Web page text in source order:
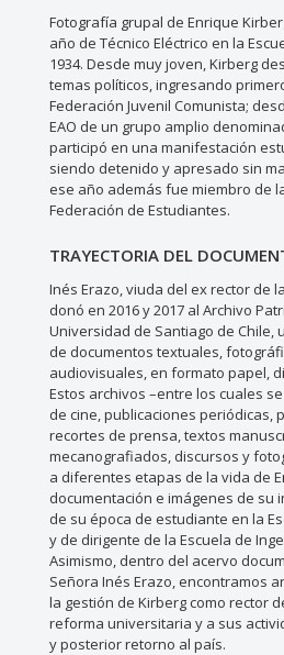
Fotografía grupal de Enrique
año de Técnico Eléctrico en la
1934. Desde muy joven, Kirberg
temas políticos, ingresando
Federación Juvenil Comunista;
EAO de un grupo amplio
participó en una manifestación
siendo detenido y apresado sin
ese año además fue miembro de
Federación de Estudiantes.
TRAYECTORIA DEL
Inés Erazo, viuda del ex rector de
donó en 2016 y 2017 al Archivo
Universidad de Santiago de Chile,
de documentos textuales,
audiovisuales, en formato papel,
Estos archivos –entre los cuales
de cine, publicaciones periódicas,
recortes de prensa, textos
mecanografiados, discursos y
a diferentes etapas de la vida de
documentación e imágenes de su
de su época de estudiante en la
y de dirigente de la Escuela de
Asimismo, dentro del acervo
Señora Inés Erazo, encontramos
la gestión de Kirberg como rector
reforma universitaria y a sus
y posterior retorno al país.